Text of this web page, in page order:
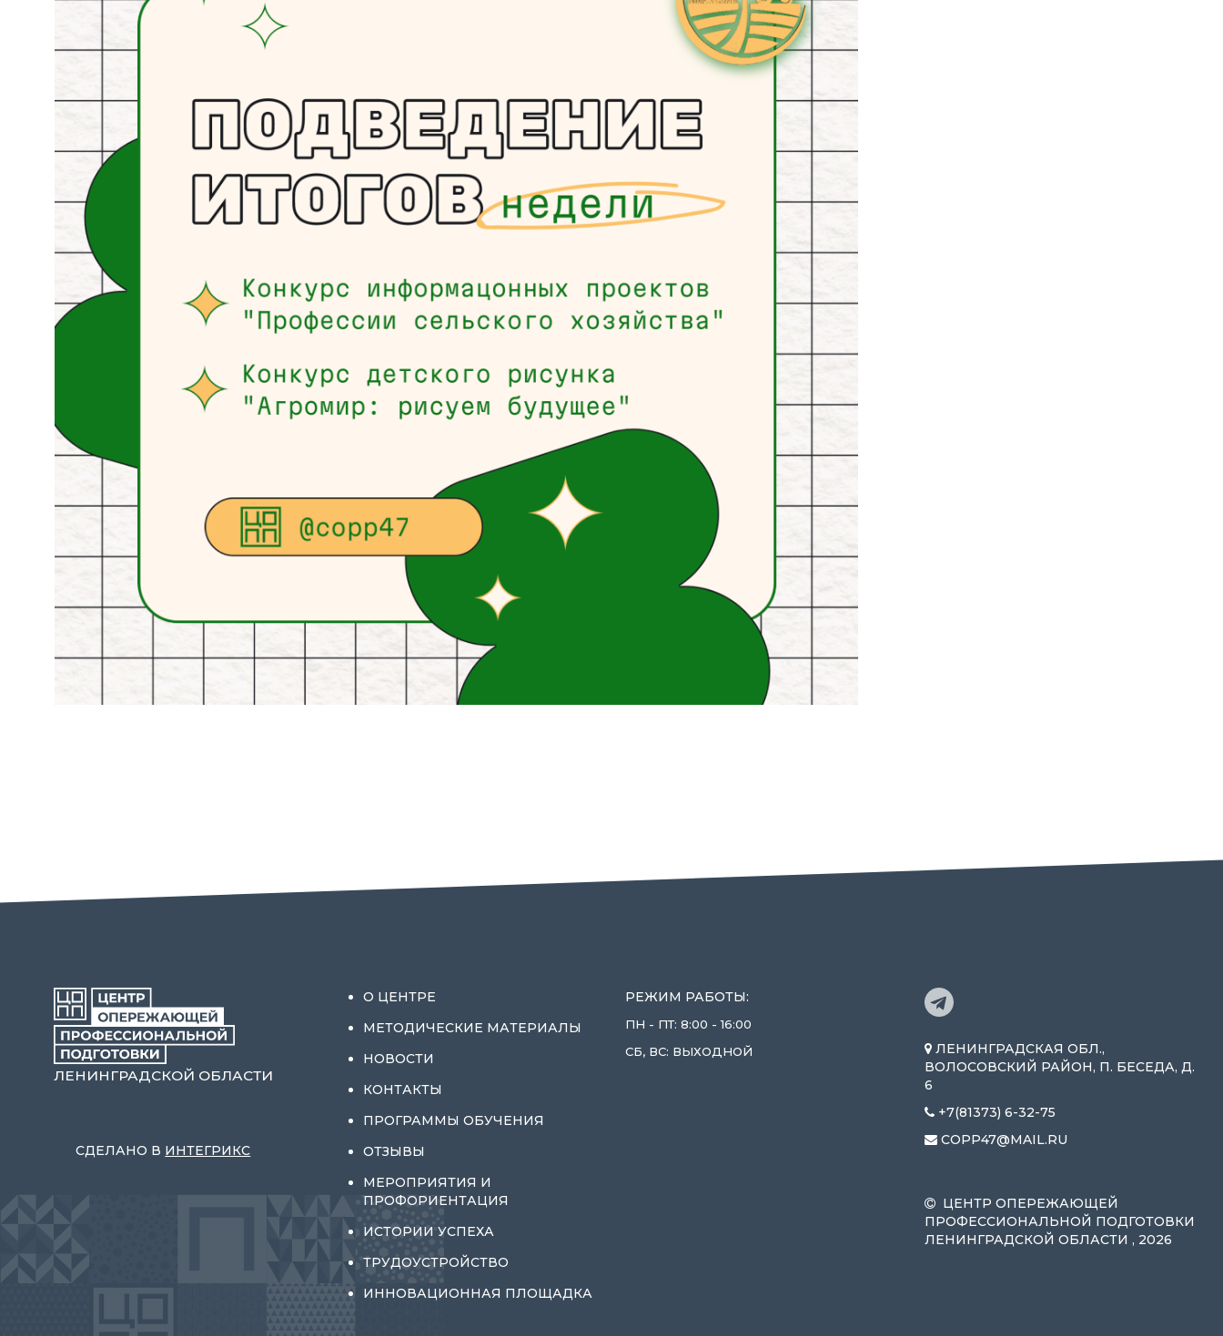
ЛЕНИНГРАДСКОЙ ОБЛАСТИ
СДЕЛАНО В ИНТЕГРИКС
О ЦЕНТРЕ
МЕТОДИЧЕСКИЕ МАТЕРИАЛЫ
НОВОСТИ
КОНТАКТЫ
ПРОГРАММЫ ОБУЧЕНИЯ
ОТЗЫВЫ
МЕРОПРИЯТИЯ И
ПРОФОРИЕНТАЦИЯ
ИСТОРИИ УСПЕХА
ТРУДОУСТРОЙСТВО
ИННОВАЦИОННАЯ ПЛОЩАДКА
РЕЖИМ РАБОТЫ:
ПН - ПТ: 8:00 - 16:00
СБ, ВС: ВЫХОДНОЙ
ЛЕНИНГРАДСКАЯ ОБЛ.,
ВОЛОСОВСКИЙ РАЙОН, П. БЕСЕДА, Д.
6
+7(81373) 6-32-75
COPP47@MAIL.RU
ЦЕНТР ОПЕРЕЖАЮЩЕЙ
ПРОФЕССИОНАЛЬНОЙ ПОДГОТОВКИ
ЛЕНИНГРАДСКОЙ ОБЛАСТИ , 2026